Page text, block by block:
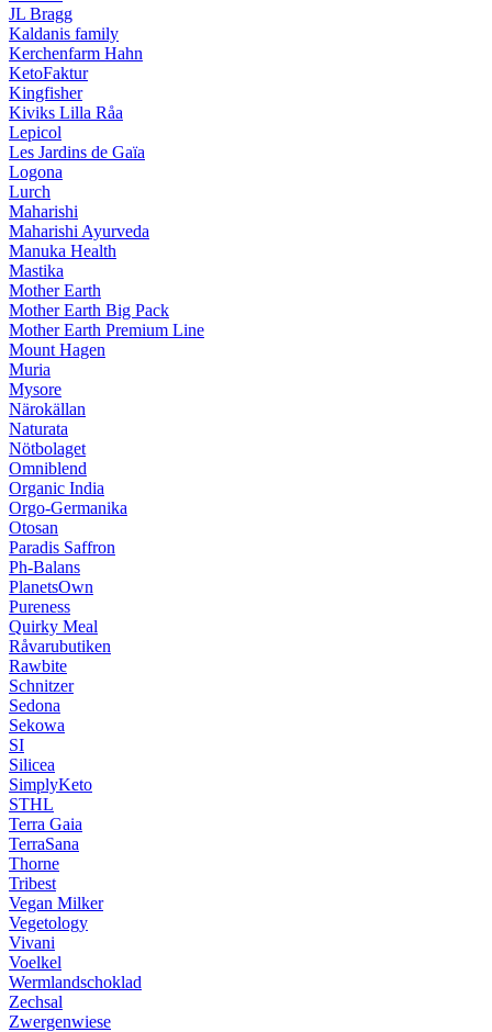
JL Bragg
Kaldanis family
Kerchenfarm Hahn
KetoFaktur
Kingfisher
Kiviks Lilla Råa
Lepicol
Les Jardins de Gaïa
Logona
Lurch
Maharishi
Maharishi Ayurveda
Manuka Health
Mastika
Mother Earth
Mother Earth Big Pack
Mother Earth Premium Line
Mount Hagen
Muria
Mysore
Närokällan
Naturata
Nötbolaget
Omniblend
Organic India
Orgo-Germanika
Otosan
Paradis Saffron
Ph-Balans
PlanetsOwn
Pureness
Quirky Meal
Råvarubutiken
Rawbite
Schnitzer
Sedona
Sekowa
SI
Silicea
SimplyKeto
STHL
Terra Gaia
TerraSana
Thorne
Tribest
Vegan Milker
Vegetology
Vivani
Voelkel
Wermlandschoklad
Zechsal
Zwergenwiese